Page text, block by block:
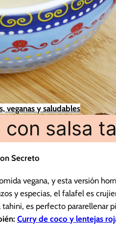
veganas y saludables
salsa
Secreto
vegana, y esta versión
y especias, el falafel es
es perfecto pararellenar
Curry de coco y lentejas